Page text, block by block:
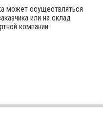
может осуществляться
или на склад
компании